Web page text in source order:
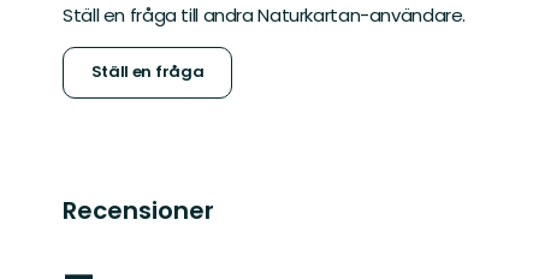
Ställ en fråga till andra Naturkartan-användare.
Ställ en fråga
Recensioner